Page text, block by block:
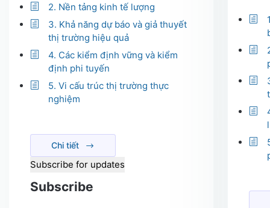
2. Nền tảng kinh tế lượng
3. Khả năng dự báo và giả thuyết
thị trường hiệu quả
4. Các kiểm định vững và kiểm
định phi tuyến
5. Vi cấu trúc thị trường thực
nghiệm
Chi tiết
Subscribe for updates
Subscribe